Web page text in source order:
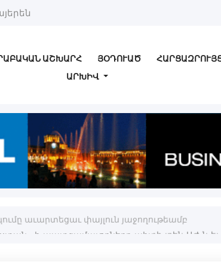
ԱՇԽԱՐՀ ՅՕԴՈՒԱԾ
ԱՐԽԻՎ
աւարտեցաւ փայլուն յաջողութեամբ